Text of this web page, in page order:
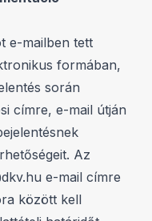
e-mailben tett
formában,
során
címre, e-mail útján
Az
e-mail címre
között kell